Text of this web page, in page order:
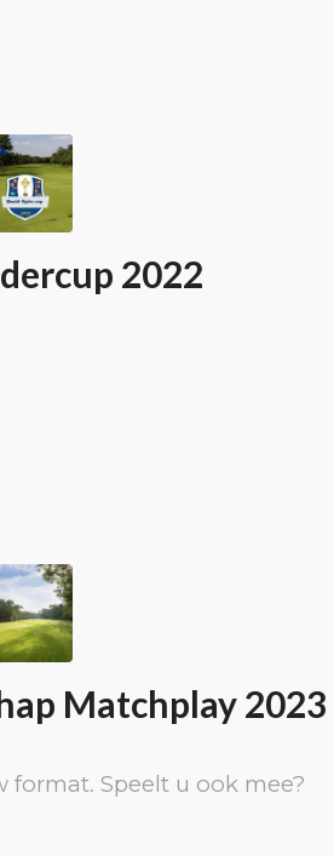
2022
Matchplay 2023
format. Speelt u ook mee?